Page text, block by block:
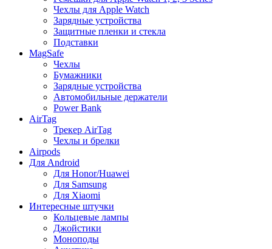
Чехлы для Apple Watch
Зарядные устройства
Защитные пленки и стекла
Подставки
MagSafe
Чехлы
Бумажники
Зарядные устройства
Автомобильные держатели
Power Bank
AirTag
Трекер AirTag
Чехлы и брелки
Airpods
Для Android
Для Honor/Huawei
Для Samsung
Для Xiaomi
Интересные штучки
Кольцевые лампы
Джойстики
Моноподы